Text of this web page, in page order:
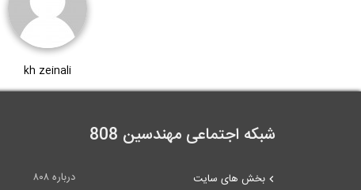
kh zeinali
شبکه اجتماعی مهندسین 808
درباره ۸۰۸
بخش های سایت